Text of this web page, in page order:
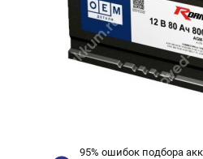
95% ошибок подбора